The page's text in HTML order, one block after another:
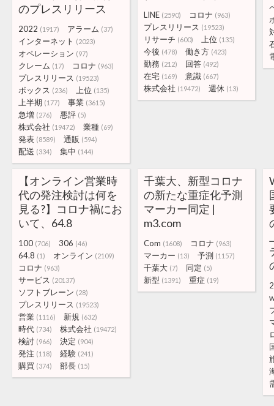
のプレスリリース
2022 (1917) アラーム (37)
インターネット (2023)
オペレーション (97)
クレーム (17) コロナ (963)
プレスリリース (19523)
ボックス (236) 上位 (135)
上半期 (177) 事業 (3615)
急増 (276) 悪評 (5)
株式会社 (19472) 業種 (69)
発表 (8589) 通販 (594)
配送 (334) 集中 (144)
LINE (2590) コロナ (963)
プレスリリース (19523)
リサーチ (600) 上位 (135)
今後 (478) 働き方 (423)
勤務 (212) 回答 (492)
在宅 (169) 意識 (667)
株式会社 (19472) 週休 (13)
【オンライン営業時
代の発注検討は何を
見る?】コロナ禍にお
いて、64.8
100 (706) 306 (46)
64.8 (1) オンライン (2109)
コロナ (963)
サービス (20137)
ソフトブレーン (28)
プレスリリース (19523)
営業 (1116) 新規 (632)
時代 (734) 株式会社 (19472)
検討 (966) 決定 (904)
発注 (118) 経験 (241)
購買 (374) 部長 (15)
千葉大、新型コロナ
の新たな重症化予測
マーカー同定 |
m3.com
Com (1608) コロナ (963)
マーカー (13) 予測 (1157)
千葉大 (7) 同定 (5)
新型 (1391) 重症 (19)